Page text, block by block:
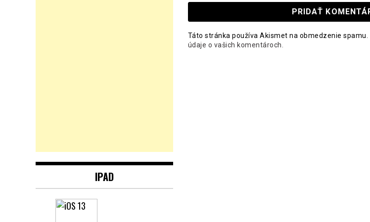
Táto stránka používa Akismet na obmedzenie spamu.
údaje o vašich komentároch.
IPAD